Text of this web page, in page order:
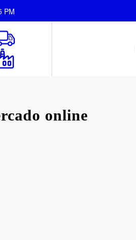
PM
online